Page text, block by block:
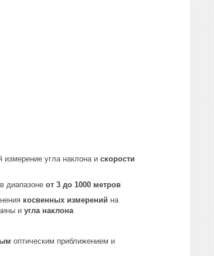
измерение угла наклона и скорости
диапазоне от 3 до 1000 метров
косвенных измерений на
и угла наклона
оптическим приближением и